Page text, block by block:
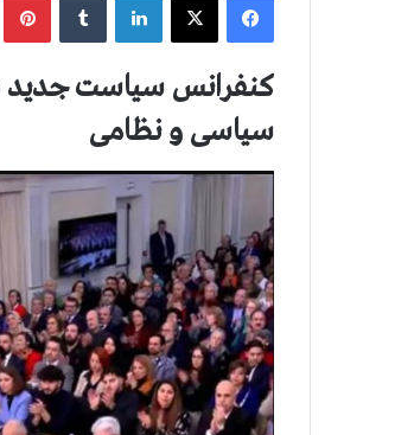
کنفرانس سیاست جدید
سیاسی و نظامی